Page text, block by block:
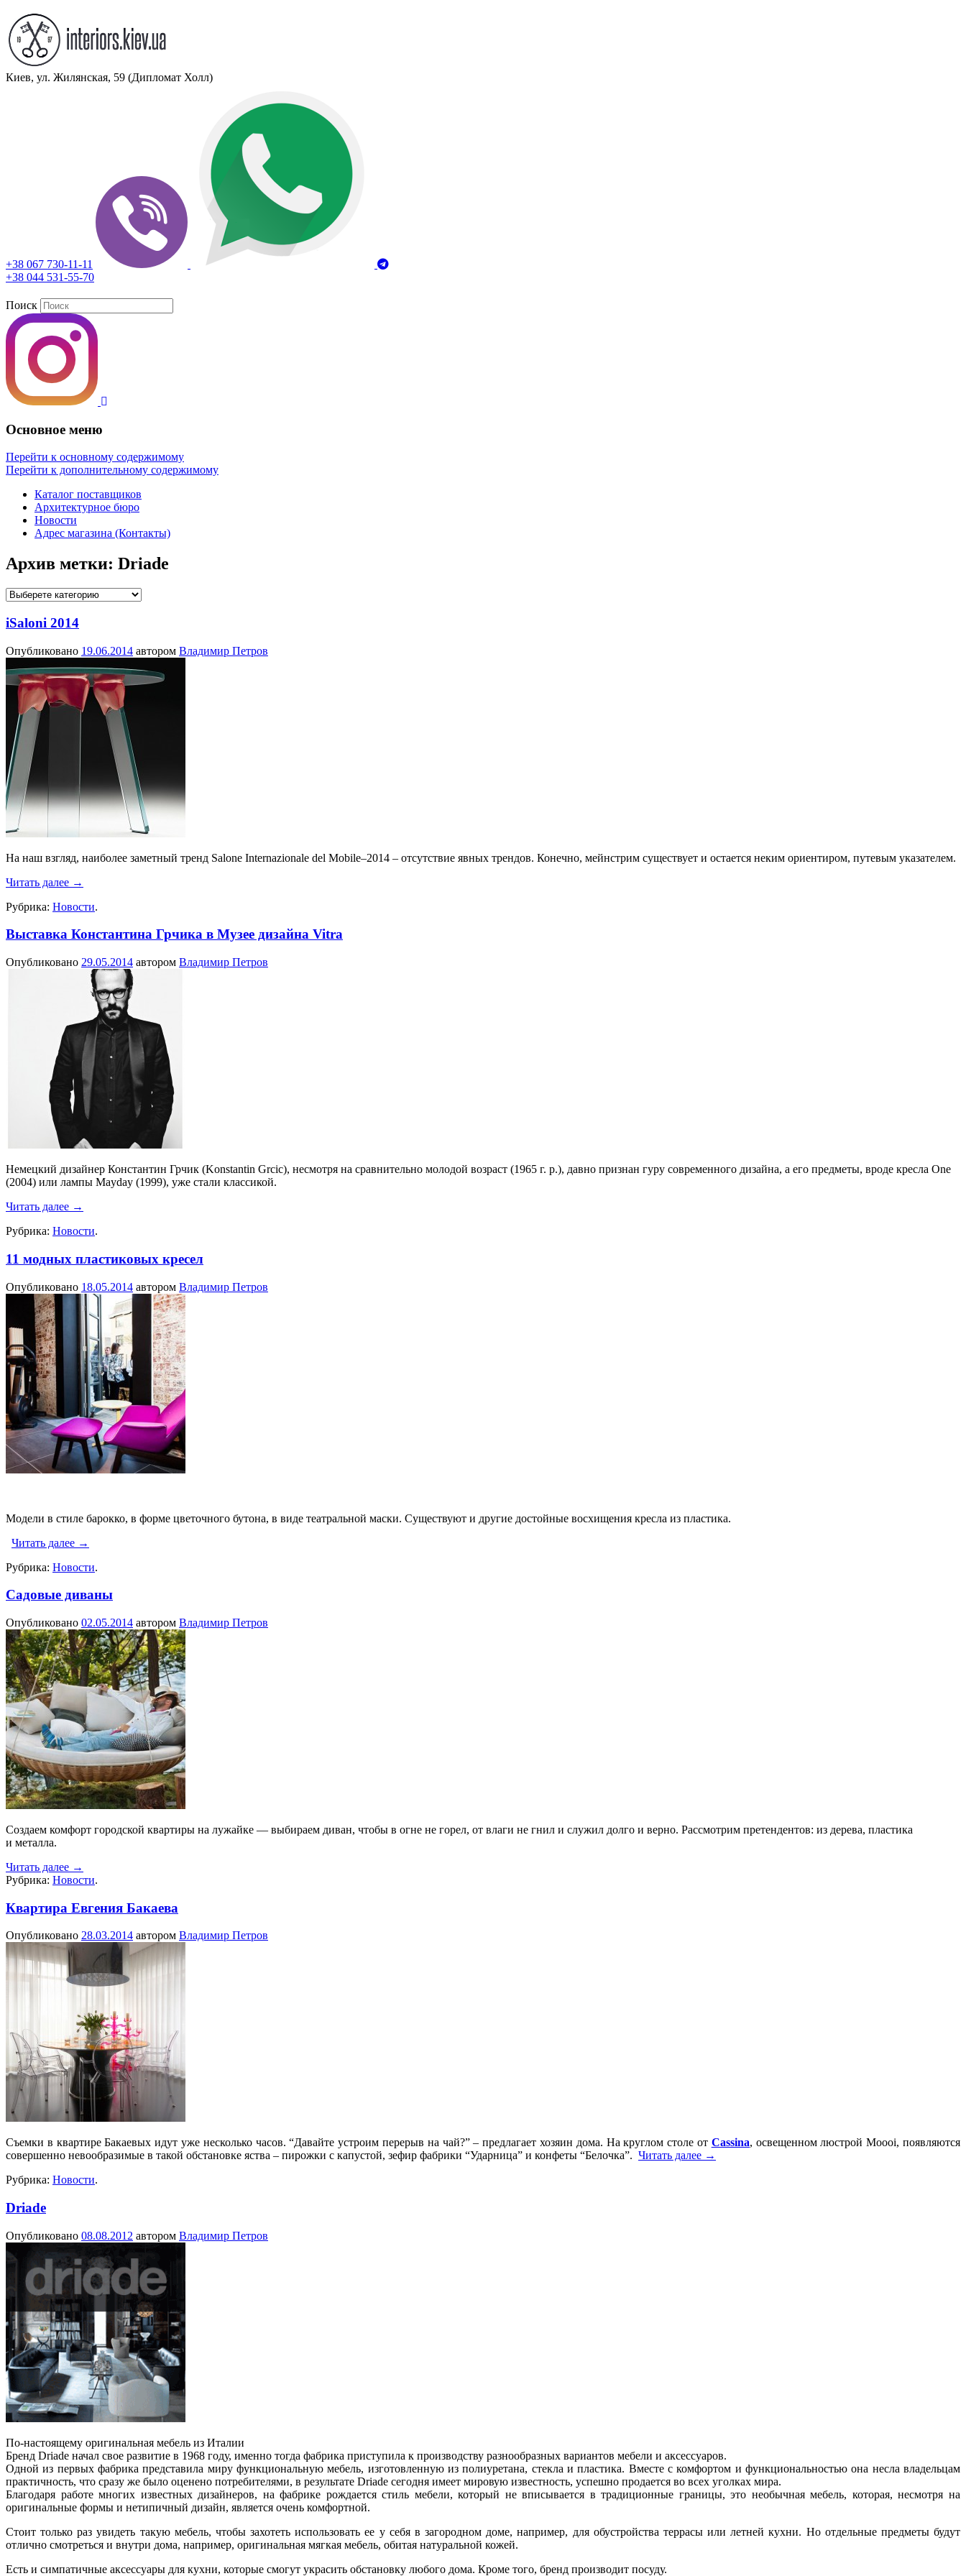
Киев, ул. Жилянская, 59 (Дипломат Холл)
+38 067 730-11-11
+38 044 531-55-70
Поиск
Основное меню
Перейти к основному содержимому
Перейти к дополнительному содержимому
Каталог поставщиков
Архитектурное бюро
Новости
Адрес магазина (Контакты)
Архив метки: Driade
iSaloni 2014
Опубликовано 19.06.2014 автором Владимир Петров
На наш взгляд, наиболее заметный тренд Salone Internazionale del Mobile–2014 – отсутствие явных трендов. Конечно, мейнстрим существует и остается неким ориентиром, путевым указателем.
Читать далее →
Рубрика: Новости.
Выставка Константина Грчика в Музее дизайна Vitra
Опубликовано 29.05.2014 автором Владимир Петров
Немецкий дизайнер Константин Грчик (Konstantin Grcic), несмотря на сравнительно молодой возраст (1965 г. р.), давно признан гуру современного дизайна, а его предметы, вроде кресла One
(2004) или лампы Mayday (1999), уже стали классикой.
Читать далее →
Рубрика: Новости.
11 модных пластиковых кресел
Опубликовано 18.05.2014 автором Владимир Петров
Модели в стиле барокко, в форме цветочного бутона, в виде театральной маски. Существуют и другие достойные восхищения кресла из пластика.
Читать далее →
Рубрика: Новости.
Садовые диваны
Опубликовано 02.05.2014 автором Владимир Петров
Создаем комфорт городской квартиры на лужайке — выбираем диван, чтобы в огне не горел, от влаги не гнил и служил долго и верно. Рассмотрим претендентов: из дерева, пластика
и металла.
Читать далее →
Рубрика: Новости.
Квартира Евгения Бакаева
Опубликовано 28.03.2014 автором Владимир Петров
Съемки в квартире Бакаевых идут уже несколько часов. “Давайте устроим перерыв на чай?” – предлагает хозяин дома. На круглом столе от Cassina, освещенном люстрой Moooi, появляются
совершенно невообразимые в такой обстановке яства – пирожки с капустой, зефир фабрики “Ударница” и конфеты “Белочка”. Читать далее →
Рубрика: Новости.
Driade
Опубликовано 08.08.2012 автором Владимир Петров
По-настоящему оригинальная мебель из Италии
Бренд Driade начал свое развитие в 1968 году, именно тогда фабрика приступила к производству разнообразных вариантов мебели и аксессуаров.
Одной из первых фабрика представила миру функциональную мебель, изготовленную из полиуретана, стекла и пластика. Вместе с комфортом и функциональностью она несла владельцам
практичность, что сразу же было оценено потребителями, в результате Driade сегодня имеет мировую известность, успешно продается во всех уголках мира.
Благодаря работе многих известных дизайнеров, на фабрике рождается стиль мебели, который не вписывается в традиционные границы, это необычная мебель, которая, несмотря на
оригинальные формы и нетипичный дизайн, является очень комфортной.
Стоит только раз увидеть такую мебель, чтобы захотеть использовать ее у себя в загородном доме, например, для обустройства террасы или летней кухни. Но отдельные предметы будут
отлично смотреться и внутри дома, например, оригинальная мягкая мебель, обитая натуральной кожей.
Есть и симпатичные аксессуары для кухни, которые смогут украсить обстановку любого дома. Кроме того, бренд производит посуду.